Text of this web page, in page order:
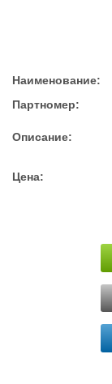
Наименование:
Партномер:
Описание:
Цена: